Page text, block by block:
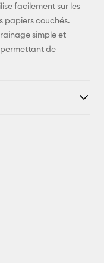
facilement sur les
papiers couchés.
simple et
de